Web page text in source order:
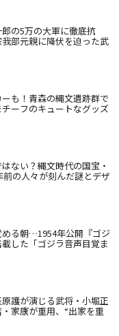
郎の5万の大軍に徹底抗
部元親に降伏を迫った武
も！青森の縄文遺跡群で
ーフのキュートなグッズ
ない？縄文時代の国宝・
前の人々が刻んだ謎とデザ
る朝…1954年公開『ゴジ
した「ゴジラ音声目覚ま
原護が演じる武将・小堀正
家康が重用、“出家を重